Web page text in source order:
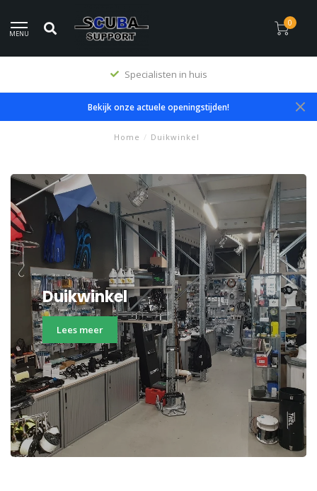
MENU
0
Specialisten in huis
Bekijk onze actuele openingstijden!
Home / Duikwinkel
Duikwinkel
Lees meer